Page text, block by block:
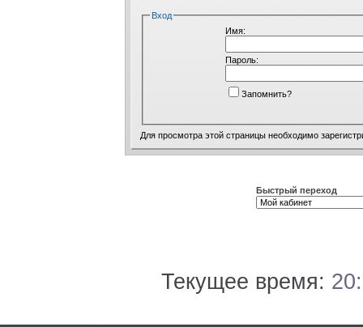
Вход
Имя:
Пароль:
Запомнить?
Для просмотра этой страницы необходимо
Быстрый переход
Текущее время: